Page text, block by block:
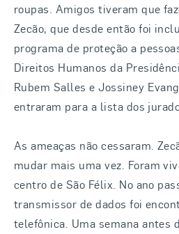
roupas. Amigos tiveram que
Zecão, que desde então foi
programa de proteção a
Direitos Humanos da
Rubem Salles e Jossiney
entraram para a lista dos
As ameaças não cessaram.
mudar mais uma vez. Foram
centro de São Félix. No ano
transmissor de dados foi
telefônica. Uma semana antes